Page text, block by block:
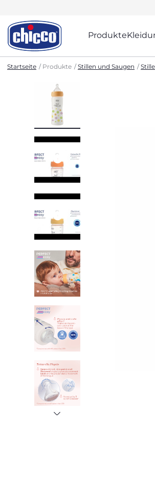
Produkte
Startseite Produkte Stillen und Saugen